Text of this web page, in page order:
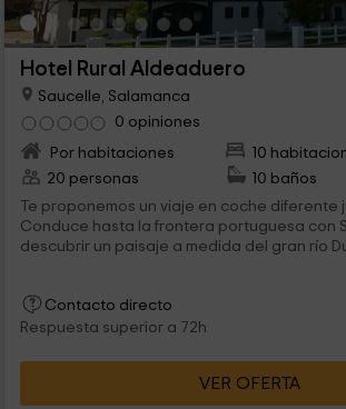
Hotel Rural Aldeaduero
Saucelle, Salamanca
0 opiniones
Por habitaciones
10
20 personas
10 baños
Te proponemos un viaje en coche diferente
Conduce hasta la frontera portuguesa con
descubrir un paisaje a medida del gran río
mirador salmantino os provocarán un
desde nuestro alojamiento podréis
caudal para realizar visitas en barco o
Contacto directo
Respuesta superior a 72h
VER OFERTA